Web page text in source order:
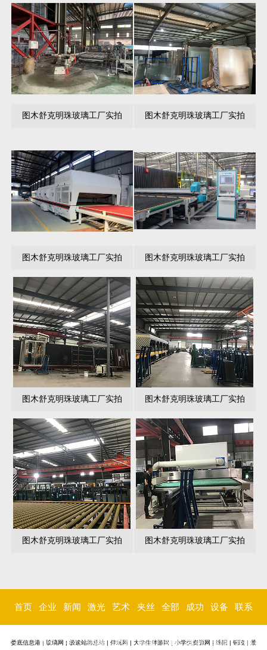
图木舒克明珠玻璃工厂实拍 图木舒克明珠玻璃工厂实拍
图木舒克明珠玻璃工厂实拍 图木舒克明珠玻璃工厂实拍
图木舒克明珠玻璃工厂实拍 图木舒克明珠玻璃工厂实拍
图木舒克明珠玻璃工厂实拍 图木舒克明珠玻璃工厂实拍
首页 企业
简介
新闻
中心
激光
内雕
艺术
玻璃
夹丝
玻璃
全部
玻璃
成功
案例
设备
环境
联系
我们
娄底信息港 | 玻璃网 | 极速站群总站 伴玩网 大学生伴游网 小学生资源网 | 绵阳 铜陵 | 景